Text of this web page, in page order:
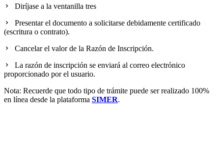
Diríjase a la ventanilla tres
Presentar el documento a solicitarse debidamente certificado
(escritura o contrato).
Cancelar el valor de la Razón de Inscripción.
La razón de inscripción se enviará al correo electrónico
proporcionado por el usuario.
Nota: Recuerde que todo tipo de trámite puede ser realizado 100%
en línea desde la plataforma SIMER.